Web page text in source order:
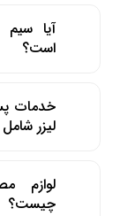
آیا
است؟
خدمات
لیزر
لوازم
چیست؟